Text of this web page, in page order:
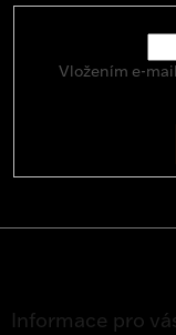
Vložením e-
Informace pro